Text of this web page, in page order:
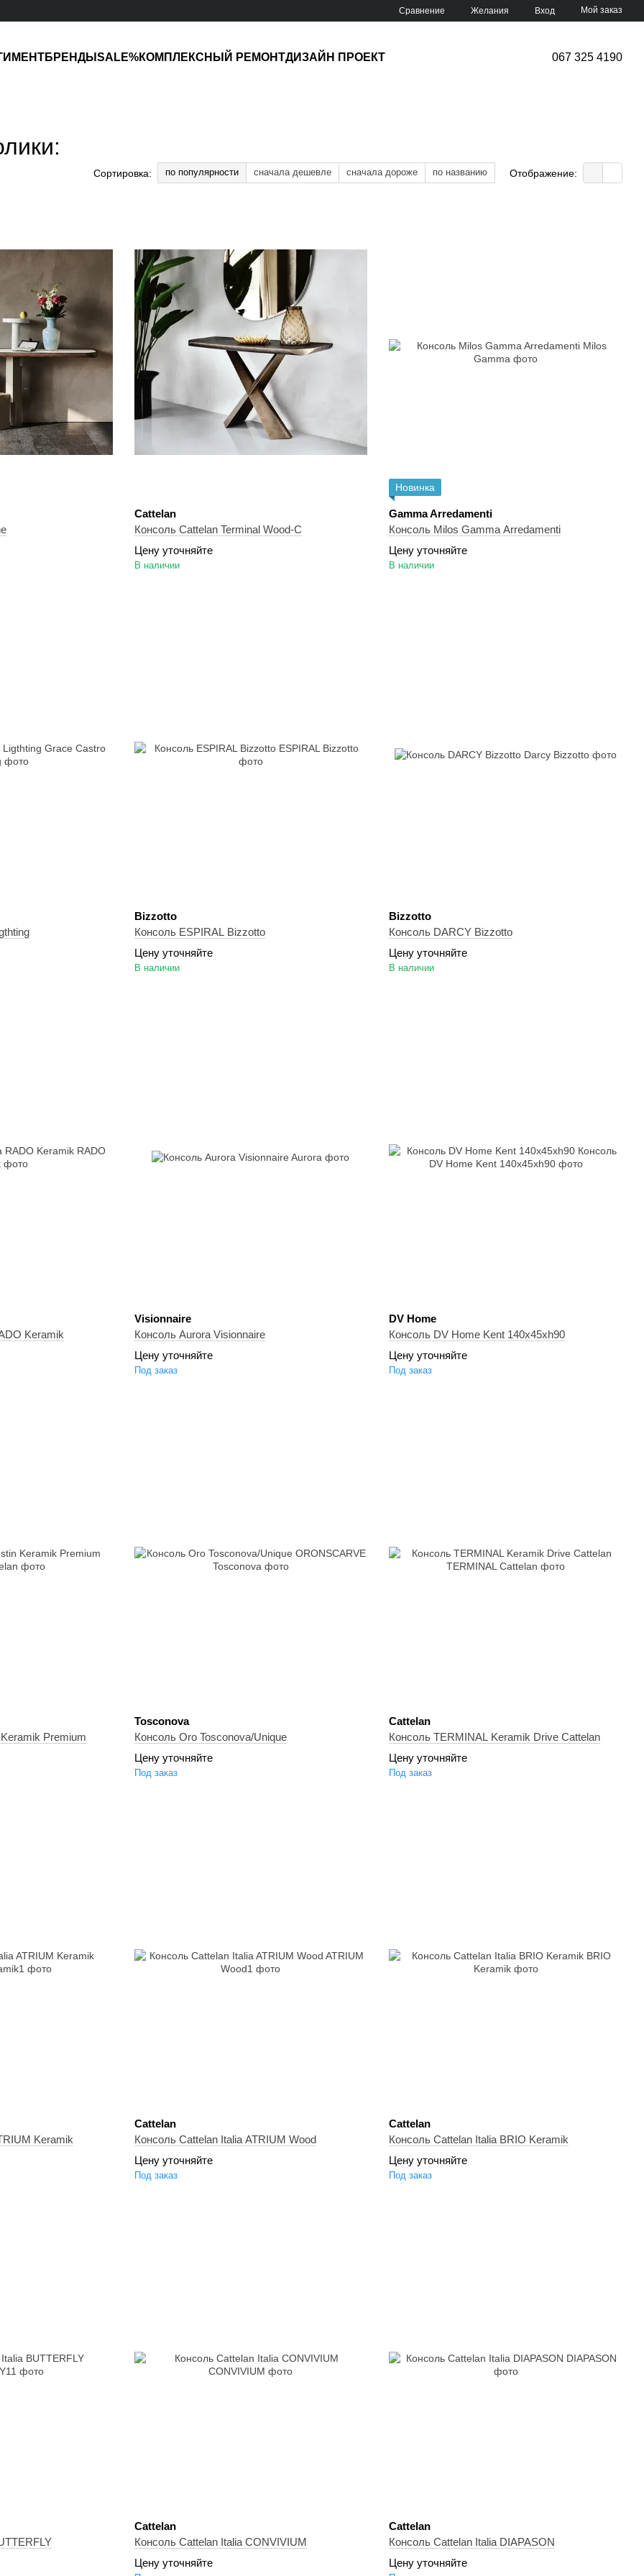
Сравнение Желания Вход Мой заказ
БРЕНДЫ SALE%КОМПЛЕКСНЫЙ РЕМОНТДИЗАЙН ПРОЕКТ 067 325 4190
Сортировка: по популярности сначала дешевле сначала дороже по названию Отображение:
Cattelan
Консоль Cattelan Terminal Wood-C
Цену уточняйте
В наличии
Новинка
Gamma Arredamenti
Консоль Milos Gamma Arredamenti
Цену уточняйте
В наличии
Bizzotto
Консоль ESPIRAL Bizzotto
Цену уточняйте
В наличии
Bizzotto
Консоль DARCY Bizzotto
Цену уточняйте
В наличии
Keramik
Visionnaire
Консоль Aurora Visionnaire
Цену уточняйте
Под заказ
DV Home
Консоль DV Home Kent 140x45xh90
Цену уточняйте
Под заказ
Premium
Tosconova
Консоль Oro Tosconova/Unique
Цену уточняйте
Под заказ
Cattelan
Консоль TERMINAL Keramik Drive Cattelan
Цену уточняйте
Под заказ
Keramik
Cattelan
Консоль Cattelan Italia ATRIUM Wood
Цену уточняйте
Под заказ
Cattelan
Консоль Cattelan Italia BRIO Keramik
Цену уточняйте
Под заказ
Cattelan
Консоль Cattelan Italia CONVIVIUM
Цену уточняйте
Cattelan
Консоль Cattelan Italia DIAPASON
Цену уточняйте